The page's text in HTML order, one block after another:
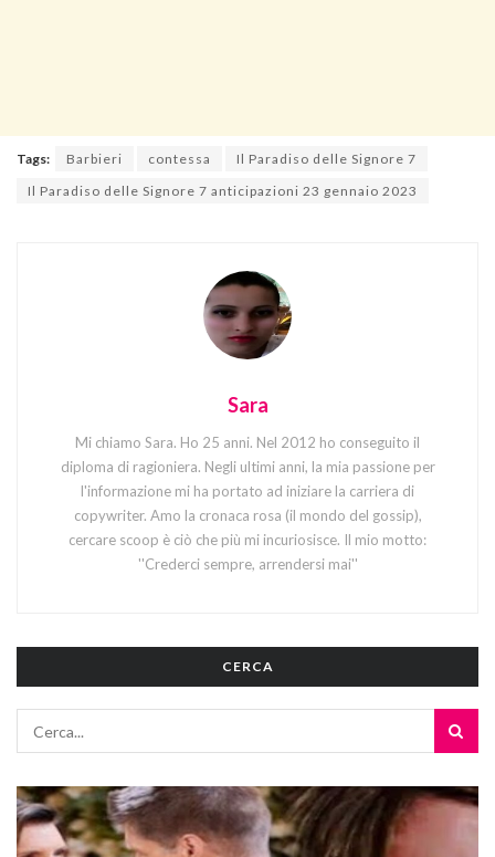
Tags: Barbieri contessa
Il Paradiso delle Signore 7
Il Paradiso delle Signore 7 anticipazioni 23 gennaio 2023
Sara
Mi chiamo Sara. Ho 25 anni. Nel 2012 ho conseguito il
diploma di ragioniera. Negli ultimi anni, la mia passione per
l'informazione mi ha portato ad iniziare la carriera di
copywriter. Amo la cronaca rosa (il mondo del gossip),
cercare scoop è ciò che più mi incuriosisce. Il mio motto:
''Crederci sempre, arrendersi mai''
CERCA